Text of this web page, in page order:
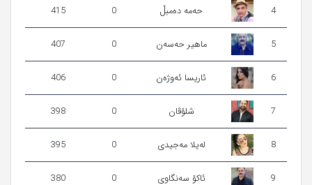
4 حه‌مه‌ ده‌مبڵ 0
415
5 ماھیر حەسەن 0
407
6 ئاریسا ئەوژەن 0
406
7 شلۆڤان 0
398
8 لەیلا مەجیدی 0
395
9 ئاكۆ سه‌نگاوی‌ 0
380